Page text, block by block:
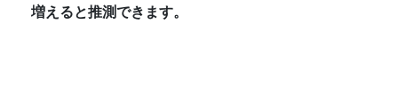
増えると推測できます。